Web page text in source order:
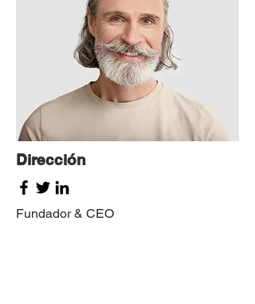
Dirección
Fundador & CEO